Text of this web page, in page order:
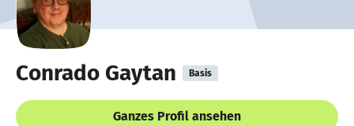
Conrado Gaytan Basis
Ganzes Profil ansehen